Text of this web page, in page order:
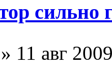
сильно
» 11 авг